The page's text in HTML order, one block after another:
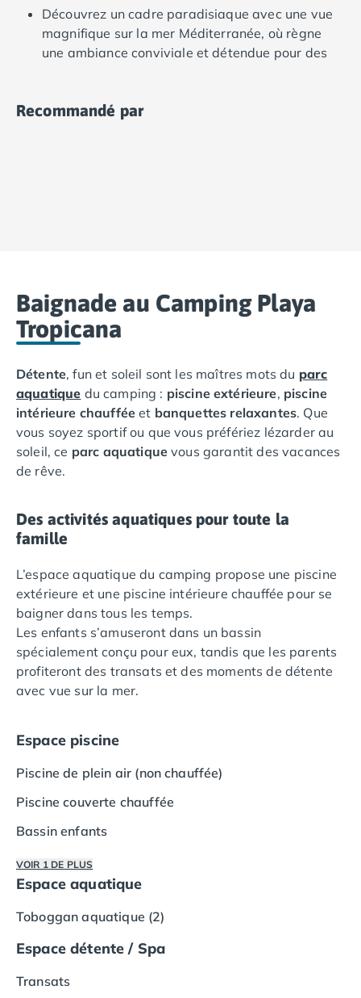
Camping Champagne-Ardenne
Camping Ardennes
Camping Corse
Camping Porto Vecchio
Camping Eure
Camping Ile-de-France
Camping Essonne
Camping Seine-et-Marne
Camping Val d'Oise
Camping Val-de-Marne
Camping Languedoc-Roussillon
Camping Aude
Camping Gruissan
Camping Narbonne-Plage
Camping Aigues-Mortes
Camping Grau-du-Roi
Camping Hérault
Camping Agde
Camping Béziers
Camping La Grande Motte
Camping Marseillan-Plage
Camping Montpellier
Camping Palavas-les-Flots
Camping Valras-Plage
Camping Pyrénées-Orientales
Camping Argelès-sur-Mer
Camping Collioure
Camping Perpignan
Camping Saint-Cyprien
Camping Limousin
Camping Lorraine
Camping Midi-Pyrénées
Découvrez un cadre paradisiaque avec une vue
magnifique sur la mer Méditerranée, où règne
une ambiance conviviale et détendue pour des
Recommandé par
Baignade au Camping Playa
Tropicana
Détente, fun et soleil sont les maîtres mots du parc
aquatique du camping : piscine extérieure, piscine
intérieure chauffée et banquettes relaxantes. Que
vous soyez sportif ou que vous préfériez lézarder au
soleil, ce parc aquatique vous garantit des vacances
de rêve.
Des activités aquatiques pour toute la
famille
L’espace aquatique du camping propose une piscine
extérieure et une piscine intérieure chauffée pour se
baigner dans tous les temps.
Les enfants s’amuseront dans un bassin
spécialement conçu pour eux, tandis que les parents
profiteront des transats et des moments de détente
avec vue sur la mer.
Espace piscine
Piscine de plein air (non chauffée)
Piscine couverte chauffée
Bassin enfants
VOIR 1 DE PLUS
Espace aquatique
Toboggan aquatique (2)
Espace détente / Spa
Transats